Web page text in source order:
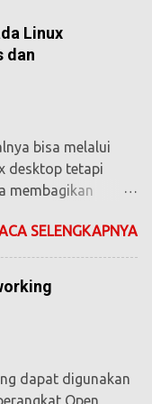
Linux
dan
bisa melalui
desktop tetapi
membagikan
untuk dijadikan wifi
internet yang
dengan satu
Windows 10
aplikasi
netsh pada
operasinya.
SELENGKAPNYA
dapat digunakan
Open